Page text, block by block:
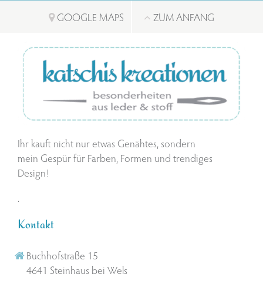
GOOGLE MAPS
ZUM ANFANG
Ihr kauft nicht nur etwas Genähtes, sondern
mein Gespür für Farben, Formen und trendiges
Design!
.
Kontakt
Buchhofstraße 15
4641 Steinhaus bei Wels